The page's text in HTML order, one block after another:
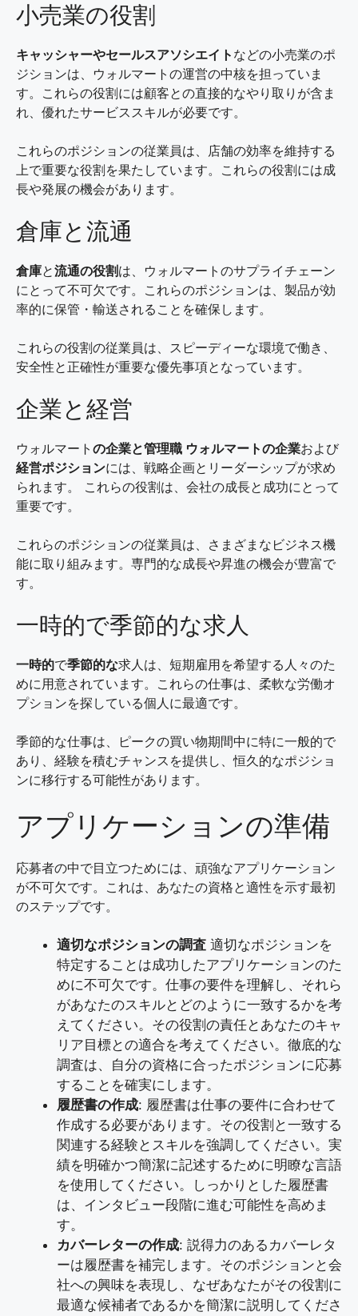
小売業の役割
キャッシャーやセールスアソシエイト などの小売業のポ
ジションは、ウォルマートの運営の中核を担っていま
す。これらの役割には顧客との直接的なやり取りが含ま
れ、優れたサービススキルが必要です。
これらのポジションの従業員は、店舗の効率を維持する
上で重要な役割を果たしています。これらの役割には成
長や発展の機会があります。
倉庫と流通
倉庫と流通の役割は、ウォルマートのサプライチェーン
にとって不可欠です。これらのポジションは、製品が効
率的に保管・輸送されることを確保します。
これらの役割の従業員は、スピーディーな環境で働き、
安全性と正確性が重要な優先事項となっています。
企業と経営
ウォルマート の企業と管理職 ウォルマートの企業および
経営ポジションには、戦略企画とリーダーシップが求め
られます。 これらの役割は、会社の成長と成功にとって
重要です。
これらのポジションの従業員は、さまざまなビジネス機
能に取り組みます。専門的な成長や昇進の機会が豊富で
す。
一時的で季節的な求人
一時的で季節的な求人は、短期雇用を希望する人々のた
めに用意されています。これらの仕事は、柔軟な労働オ
プションを探している個人に最適です。
季節的な仕事は、ピークの買い物期間中に特に一般的で
あり、経験を積むチャンスを提供し、恒久的なポジショ
ンに移行する可能性があります。
アプリケーションの準備
応募者の中で目立つためには、頑強なアプリケーション
が不可欠です。これは、あなたの資格と適性を示す最初
のステップです。
適切なポジションの調査 適切なポジションを
特定することは成功したアプリケーションのた
めに不可欠です。仕事の要件を理解し、それら
があなたのスキルとどのように一致するかを考
えてください。その役割の責任とあなたのキャ
リア目標との適合を考えてください。徹底的な
調査は、自分の資格に合ったポジションに応募
することを確実にします。
履歴書の作成: 履歴書は仕事の要件に合わせて
作成する必要があります。その役割と一致する
関連する経験とスキルを強調してください。実
績を明確かつ簡潔に記述するために明瞭な言語
を使用してください。しっかりとした履歴書
は、インタビュー段階に進む可能性を高めま
す。
カバーレターの作成: 説得力のあるカバーレタ
ーは履歴書を補完します。そのポジションと会
社への興味を表現し、なぜあなたがその役割に
最適な候補者であるかを簡潔に説明してくださ